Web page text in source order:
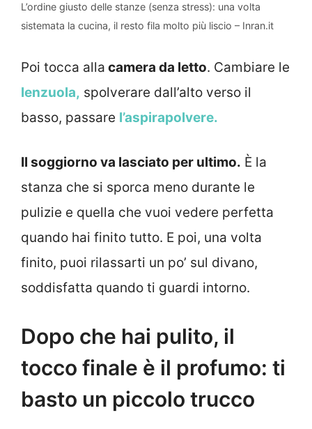
L’ordine giusto delle stanze (senza stress): una volta
sistemata la cucina, il resto fila molto più liscio – Inran.it
Poi tocca alla camera da letto. Cambiare le
lenzuola, spolverare dall’alto verso il
basso, passare l’aspirapolvere.
Il soggiorno va lasciato per ultimo. È la
stanza che si sporca meno durante le
pulizie e quella che vuoi vedere perfetta
quando hai finito tutto. E poi, una volta
finito, puoi rilassarti un po’ sul divano,
soddisfatta quando ti guardi intorno.
Dopo che hai pulito, il
tocco finale è il profumo: ti
basto un piccolo trucco